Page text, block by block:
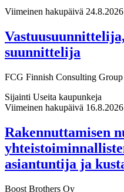
Viimeinen hakupäivä 24.8.2026
suunnittelija
FCG Finnish Consulting
Sijainti Useita kaupunkeja
Viimeinen hakupäivä 16.8.2026
Rakennuttamisen
asiantuntija ja
Boost Brothers Oy